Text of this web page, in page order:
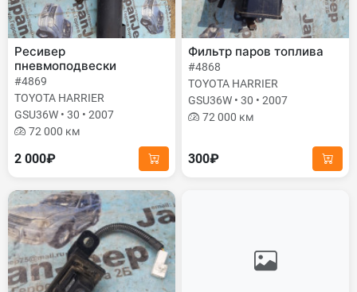
Ресивер
пневмоподвески
#4869
TOYOTA HARRIER
GSU36W • 30 • 2007
72 000 км
2 000₽
Фильтр паров топлива
#4868
TOYOTA HARRIER
GSU36W • 30 • 2007
72 000 км
300₽